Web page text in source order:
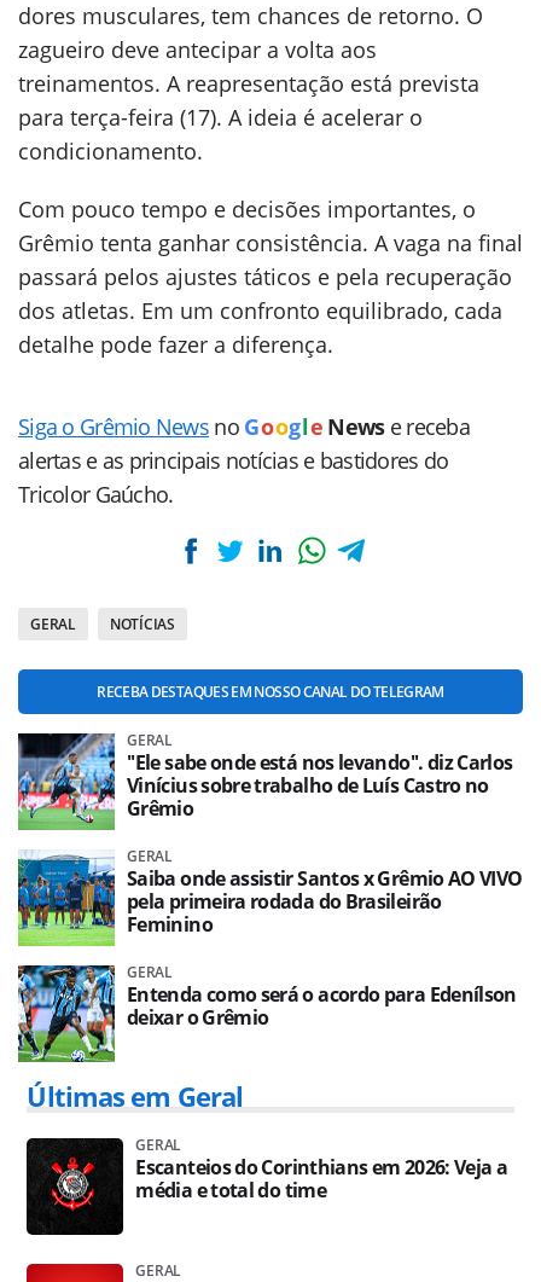
dores musculares, tem chances de retorno. O
zagueiro deve antecipar a volta aos
treinamentos. A reapresentação está prevista
para terça-feira (17). A ideia é acelerar o
condicionamento.
Com pouco tempo e decisões importantes, o
Grêmio tenta ganhar consistência. A vaga na final
passará pelos ajustes táticos e pela recuperação
dos atletas. Em um confronto equilibrado, cada
detalhe pode fazer a diferença.
Siga o Grêmio News no Goog le News e receba
alertas e as principais notícias e bastidores do
Tricolor Gaúcho.
GERAL NOTÍCIAS
RECEBA DESTAQUES EM NOSSO CANAL DO TELEGRAM
GERAL
''Ele sabe onde está nos levando''. diz Carlos
Vinícius sobre trabalho de Luís Castro no
Grêmio
GERAL
Saiba onde assistir Santos x Grêmio AO VIVO
pela primeira rodada do Brasileirão
Feminino
GERAL
Entenda como será o acordo para Edenílson
deixar o Grêmio
Últimas em Geral
GERAL
Escanteios do Corinthians em 2026: Veja a
média e total do time
GERAL